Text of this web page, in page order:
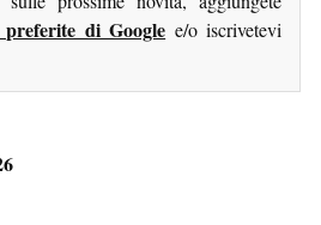
di Google e/o iscrivetevi